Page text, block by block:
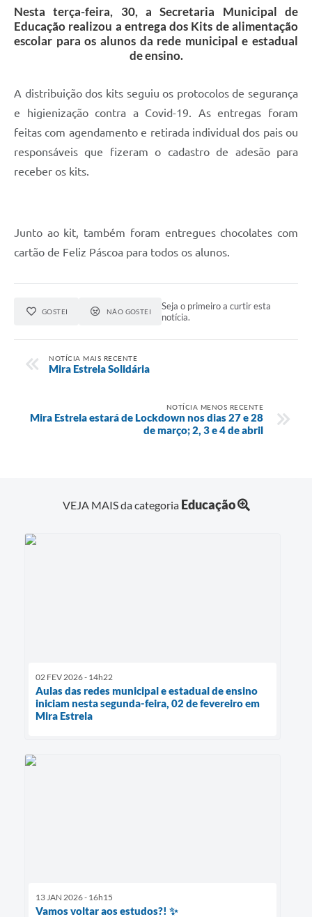
Nesta terça-feira, 30, a Secretaria Municipal de
Educação realizou a entrega dos Kits de alimentação
escolar para os alunos da rede municipal e estadual
de ensino.
A distribuição dos kits seguiu os protocolos de segurança
e higienização contra a Covid-19. As entregas foram
feitas com agendamento e retirada individual dos pais ou
responsáveis que fizeram o cadastro de adesão para
receber os kits.
Junto ao kit, também foram entregues chocolates com
cartão de Feliz Páscoa para todos os alunos.
GOSTEI NÃO GOSTEI
Seja o primeiro a curtir esta
notícia.
NOTÍCIA MAIS RECENTE
Mira Estrela Solidária
NOTÍCIA MENOS RECENTE
Mira Estrela estará de Lockdown nos dias 27 e 28
de março; 2, 3 e 4 de abril
VEJA MAIS da categoria Educação
02 FEV 2026 - 14h22
Aulas das redes municipal e estadual de ensino
iniciam nesta segunda-feira, 02 de fevereiro em
Mira Estrela
13 JAN 2026 - 16h15
Vamos voltar aos estudos?! ✨